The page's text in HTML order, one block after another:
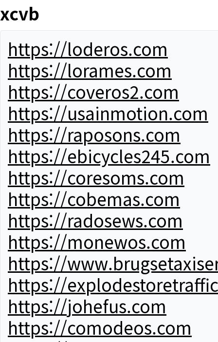
xcvb
https://loderos.com
https://lorames.com
https://coveros2.com
https://usainmotion.com
https://raposons.com
https://ebicycles245.com
https://coresoms.com
https://cobemas.com
https://radosews.com
https://monewos.com
https://
https://
https://johefus.com
https://comodeos.com